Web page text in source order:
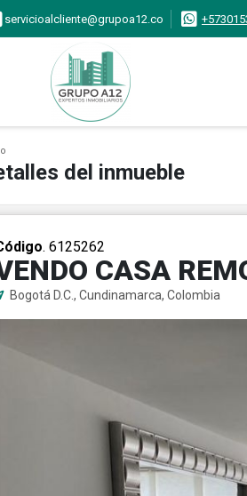
servicioalcliente@grupoa12.co
del inmueble
. 6125262
CASA
Bogotá D.C., Cundinamarca, Colombia